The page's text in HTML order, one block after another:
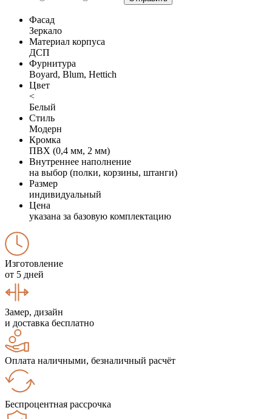
Фасад
Зеркало
Материал корпуса
ДСП
Фурнитура
Boyard, Blum, Hettich
Цвет
<
Белый
Стиль
Модерн
Кромка
ПВХ (0,4 мм, 2 мм)
Внутреннее наполнение
на выбор (полки, корзины, штанги)
Размер
индивидуальный
Цена
указана за базовую комплектацию
Изготовление
от 5 дней
Замер, дизайн
и доставка бесплатно
Оплата наличными, безналичный расчёт
Беспроцентная рассрочка